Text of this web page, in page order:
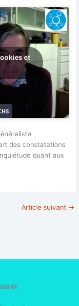
et
des constatations
quant aux
Article suivant →